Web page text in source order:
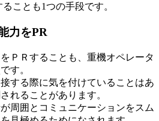
ことも1つの手段です。
力をPR
ＰＲすることも、重機オペレータ
す。
する際に気を付けていることはあ
れることがあります。
周囲とコミュニケーションをスム